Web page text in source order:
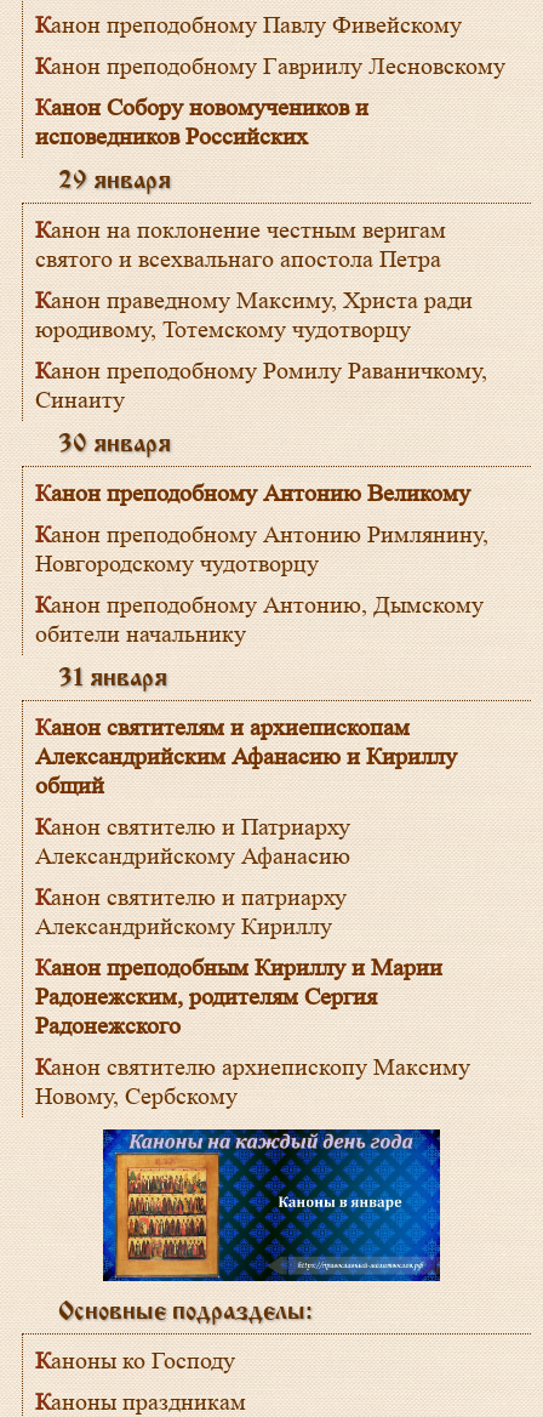
Канон преподобному Павлу Фивейскому
Канон преподобному Гавриилу Лесновскому
Канон Собору новомучеников и
исповедников Российских
29 января
Канон на поклонение честным веригам
святого и всехвальнаго апостола Петра
Канон праведному Максиму, Христа ради
юродивому, Тотемскому чудотворцу
Канон преподобному Ромилу Раваничкому,
Синаиту
30 января
Канон преподобному Антонию Великому
Канон преподобному Антонию Римлянину,
Новгородскому чудотворцу
Канон преподобному Антонию, Дымскому
обители начальнику
31 января
Канон святителям и архиепископам
Александрийским Афанасию и Кириллу
общий
Канон святителю и Патриарху
Александрийскому Афанасию
Канон святителю и патриарху
Александрийскому Кириллу
Канон преподобным Кириллу и Марии
Радонежским, родителям Сергия
Радонежского
Канон святителю архиепископу Максиму
Новому, Сербскому
Основные подразделы:
Каноны ко Господу
Каноны праздникам